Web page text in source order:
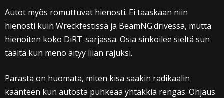
Autot myös romuttuvat hienosti. Ei taaskaan niin
hienosti kuin Wreckfestissä ja BeamNG.drivessa, mutta
hienoiten koko DiRT-sarjassa. Osia sinkoilee sieltä sun
täältä kun meno äityy liian rajuksi.
Parasta on huomata, miten kisa saakin radikaalin
käänteen kun autosta puhkeaa yhtäkkiä rengas. Ohjaus